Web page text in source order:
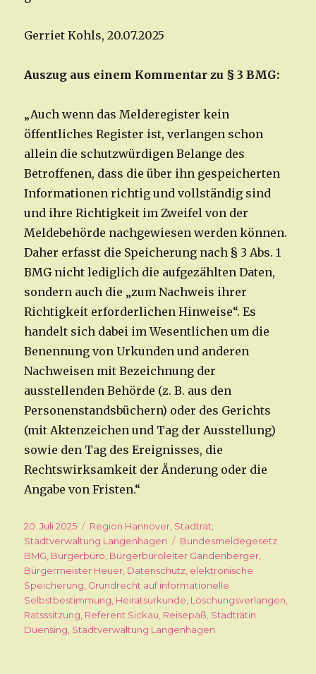
Gerriet Kohls, 20.07.2025
Auszug aus einem Kommentar zu § 3 BMG:
„Auch wenn das Melderegister kein
öffentliches Register ist, verlangen schon
allein die schutzwürdigen Belange des
Betroffenen, dass die über ihn gespeicherten
Informationen richtig und vollständig sind
und ihre Richtigkeit im Zweifel von der
Meldebehörde nachgewiesen werden können.
Daher erfasst die Speicherung nach § 3 Abs. 1
BMG nicht lediglich die aufgezählten Daten,
sondern auch die „zum Nachweis ihrer
Richtigkeit erforderlichen Hinweise“. Es
handelt sich dabei im Wesentlichen um die
Benennung von Urkunden und anderen
Nachweisen mit Bezeichnung der
ausstellenden Behörde (z. B. aus den
Personenstandsbüchern) oder des Gerichts
(mit Aktenzeichen und Tag der Ausstellung)
sowie den Tag des Ereignisses, die
Rechtswirksamkeit der Änderung oder die
Angabe von Fristen.“
Veröffentlicht
am
20. Juli 2025 Kategorien
Region Hannover, Stadtrat,
Stadtverwaltung Langenhagen
Schlagwörter
Bundesmeldegesetz
BMG, Bürgerbüro, Bürgerbüroleiter Gandenberger,
Bürgermeister Heuer, Datenschutz, elektronische
Speicherung, Grundrecht auf informationelle
Selbstbestimmung, Heiratsurkunde, Löschungsverlangen,
Ratsssitzung, Referent Sickau, Reisepaß, Stadträtin
Duensing, Stadtverwaltung Langenhagen